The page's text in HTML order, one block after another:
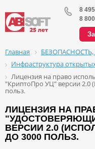
8
8
Главная
Инфраструктура
Лицензия на право
"КриптоПро УЦ" версии 2.0
польз.
ЛИЦЕНЗИЯ НА
ВЕРСИИ 2.0
ДО 3000 ПОЛЬЗ.